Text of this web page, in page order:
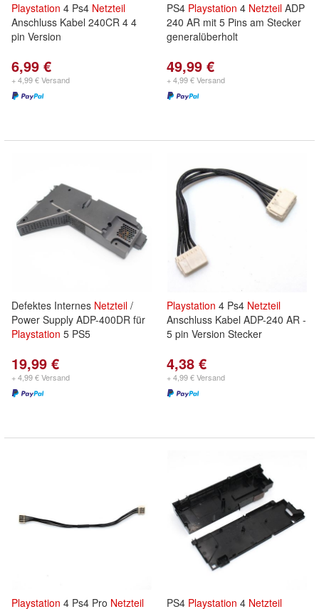
Playstation 4 Ps4 Netzteil
Anschluss Kabel 240CR 4 4
pin Version
6,99 €
+ 4,99 € Versand
PS4 Playstation 4 Netzteil ADP
240 AR mit 5 Pins am Stecker
generalüberholt
49,99 €
+ 4,99 € Versand
Defektes Internes Netzteil /
Power Supply ADP-400DR für
Playstation 5 PS5
19,99 €
+ 4,99 € Versand
Playstation 4 Ps4 Netzteil
Anschluss Kabel ADP-240 AR -
5 pin Version Stecker
4,38 €
+ 4,99 € Versand
Playstation 4 Ps4 Pro Netzteil PS4 Playstation 4 Netzteil